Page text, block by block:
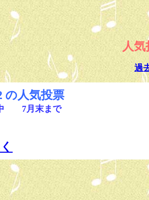
人
過
の人気投票
7月末まで